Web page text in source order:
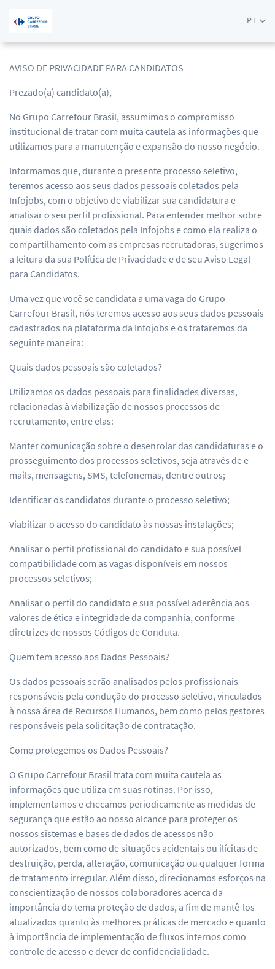
PT
AVISO DE PRIVACIDADE PARA CANDIDATOS
Prezado(a) candidato(a),
No Grupo Carrefour Brasil, assumimos o compromisso
institucional de tratar com muita cautela as informações que
utilizamos para a manutenção e expansão do nosso negócio.
Informamos que, durante o presente processo seletivo,
teremos acesso aos seus dados pessoais coletados pela
Infojobs, com o objetivo de viabilizar sua candidatura e
analisar o seu perfil profissional. Para entender melhor sobre
quais dados são coletados pela Infojobs e como ela realiza o
compartilhamento com as empresas recrutadoras, sugerimos
a leitura da sua Política de Privacidade e de seu Aviso Legal
para Candidatos.
Uma vez que você se candidata a uma vaga do Grupo
Carrefour Brasil, nós teremos acesso aos seus dados pessoais
cadastrados na plataforma da Infojobs e os trataremos da
seguinte maneira:
Quais dados pessoais são coletados?
Utilizamos os dados pessoais para finalidades diversas,
relacionadas à viabilização de nossos processos de
recrutamento, entre elas:
Manter comunicação sobre o desenrolar das candidaturas e o
prosseguimento dos processos seletivos, seja através de e-
mails, mensagens, SMS, telefonemas, dentre outros;
Identificar os candidatos durante o processo seletivo;
Viabilizar o acesso do candidato às nossas instalações;
Analisar o perfil profissional do candidato e sua possível
compatibilidade com as vagas disponíveis em nossos
processos seletivos;
Analisar o perfil do candidato e sua possível aderência aos
valores de ética e integridade da companhia, conforme
diretrizes de nossos Códigos de Conduta.
Quem tem acesso aos Dados Pessoais?
Os dados pessoais serão analisados pelos profissionais
responsáveis pela condução do processo seletivo, vinculados
à nossa área de Recursos Humanos, bem como pelos gestores
responsáveis pela solicitação de contratação.
Como protegemos os Dados Pessoais?
O Grupo Carrefour Brasil trata com muita cautela as
informações que utiliza em suas rotinas. Por isso,
implementamos e checamos periodicamente as medidas de
segurança que estão ao nosso alcance para proteger os
nossos sistemas e bases de dados de acessos não
autorizados, bem como de situações acidentais ou ilícitas de
destruição, perda, alteração, comunicação ou qualquer forma
de tratamento irregular. Além disso, direcionamos esforços na
conscientização de nossos colaboradores acerca da
importância do tema proteção de dados, a fim de mantê-los
atualizados quanto às melhores práticas de mercado e quanto
à importância de implementação de fluxos internos como
controle de acesso e dever de confidencialidade.